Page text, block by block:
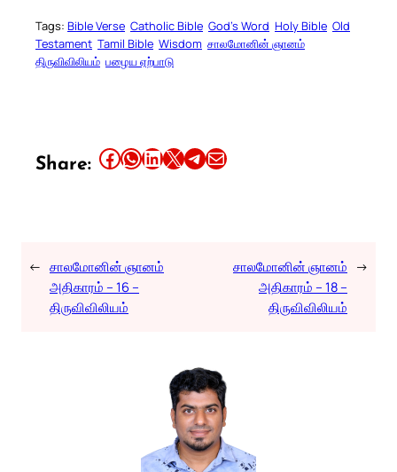
Tags: Bible Verse Catholic Bible God’s Word Holy Bible Old
Testament Tamil Bible Wisdom சாலமோனின் ஞானம்
திருவிவிலியம் பழைய ஏற்பாடு
Share: Share this article on Facebook Share this article on WhatsApp Share this article on LinkedIn Share this article on X Share this article on TelegramEmail this Article
← சாலமோனின் ஞானம்
அதிகாரம் – 16 –
திருவிவிலியம்
சாலமோனின் ஞானம்
அதிகாரம் – 18 –
திருவிவிலியம்
→